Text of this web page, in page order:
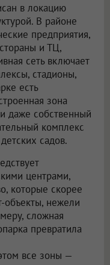
в локацию
В районе
предприятия,
и ТЦ,
сеть включает
стадионы,
есть
зона
даже собственный
комплекс
садов.
центрами,
которые скорее
объекты, нежели
сложная
превратила
все зоны —